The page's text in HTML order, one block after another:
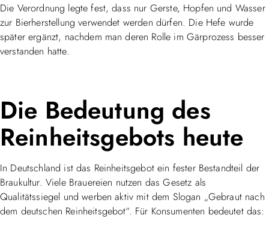
Die Verordnung legte fest, dass nur Gerste, Hopfen und Wasser
zur Bierherstellung verwendet werden dürfen. Die Hefe wurde
später ergänzt, nachdem man deren Rolle im Gärprozess besser
verstanden hatte.
Die Bedeutung des
Reinheitsgebots heute
In Deutschland ist das Reinheitsgebot ein fester Bestandteil der
Braukultur. Viele Brauereien nutzen das Gesetz als
Qualitätssiegel und werben aktiv mit dem Slogan „Gebraut nach
dem deutschen Reinheitsgebot“. Für Konsumenten bedeutet das: